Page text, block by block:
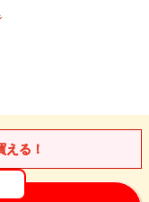
える！